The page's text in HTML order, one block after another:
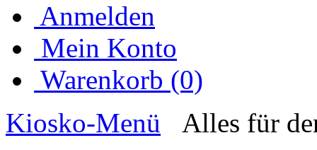
Anmelden
Mein Konto
Warenkorb (0)
Kiosko-Menü
Alles für